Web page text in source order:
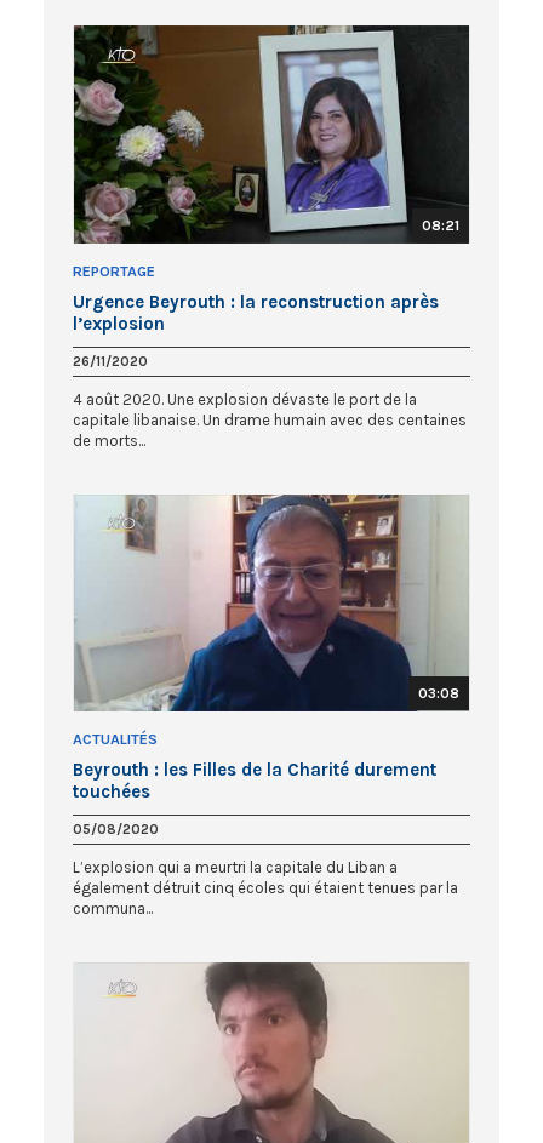
08:21
REPORTAGE
Urgence Beyrouth : la reconstruction après
l’explosion
26/11/2020
4 août 2020. Une explosion dévaste le port de la
capitale libanaise. Un drame humain avec des centaines
de morts...
03:08
ACTUALITÉS
Beyrouth : les Filles de la Charité durement
touchées
05/08/2020
L’explosion qui a meurtri la capitale du Liban a
également détruit cinq écoles qui étaient tenues par la
communa...